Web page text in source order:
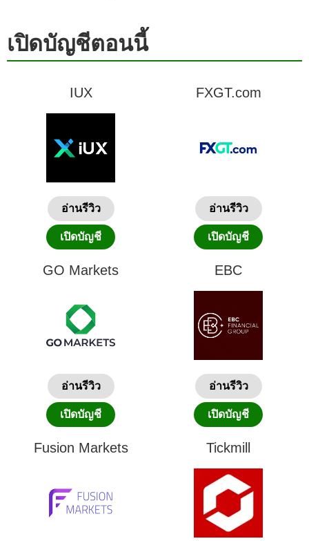
เปิดบัญชีตอนนี้
IUX
อ่านรีวิว
เปิดบัญชี
FXGT.com
อ่านรีวิว
เปิดบัญชี
GO Markets
อ่านรีวิว
เปิดบัญชี
EBC
อ่านรีวิว
เปิดบัญชี
Fusion Markets Tickmill